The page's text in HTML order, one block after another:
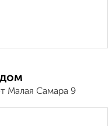
Малая Самара 9